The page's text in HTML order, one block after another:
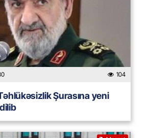
104
Şurasına yeni